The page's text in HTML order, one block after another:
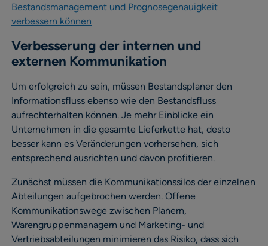
Bestandsmanagement und Prognosegenauigkeit
verbessern können
Verbesserung der internen und
externen Kommunikation
Um erfolgreich zu sein, müssen Bestandsplaner den
Informationsfluss ebenso wie den Bestandsfluss
aufrechterhalten können. Je mehr Einblicke ein
Unternehmen in die gesamte Lieferkette hat, desto
besser kann es Veränderungen vorhersehen, sich
entsprechend ausrichten und davon profitieren.
Zunächst müssen die Kommunikationssilos der einzelnen
Abteilungen aufgebrochen werden. Offene
Kommunikationswege zwischen Planern,
Warengruppenmanagern und Marketing- und
Vertriebsabteilungen minimieren das Risiko, dass sich